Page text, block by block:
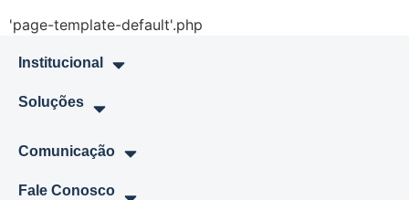
'page-template-default'.php
Institucional
Soluções
Comunicação
Fale Conosco